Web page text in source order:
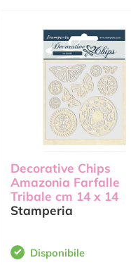
Decorative Chips
Amazonia Farfalle
Tribale cm 14 x 14
Stamperia
Disponibile